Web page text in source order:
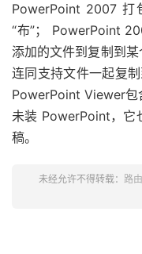
PowerPoint 2007 打
“布”； PowerPoint
添加的文件到复制到
连同支持文件一起复
PowerPoint Viewer包
未装 PowerPoint，它
稿。
未经允许不得转载： 路